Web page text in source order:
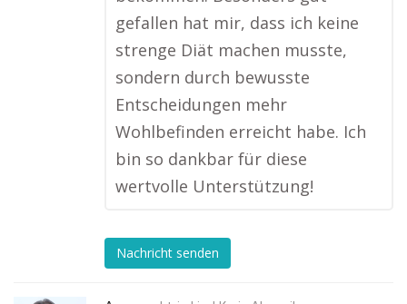
gefallen hat mir, dass ich keine
strenge Diät machen musste,
sondern durch bewusste
Entscheidungen mehr
Wohlbefinden erreicht habe. Ich
bin so dankbar für diese
wertvolle Unterstützung!
Nachricht senden